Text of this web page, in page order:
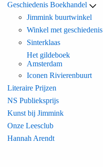
Geschiedenis Boekhandel
Jimmink buurtwinkel
Winkel met geschiedenis
Sinterklaas
Het gildeboek
Amsterdam
Iconen Rivierenbuurt
Literaire Prijzen
NS Publieksprijs
Kunst bij Jimmink
Onze Leesclub
Hannah Arendt